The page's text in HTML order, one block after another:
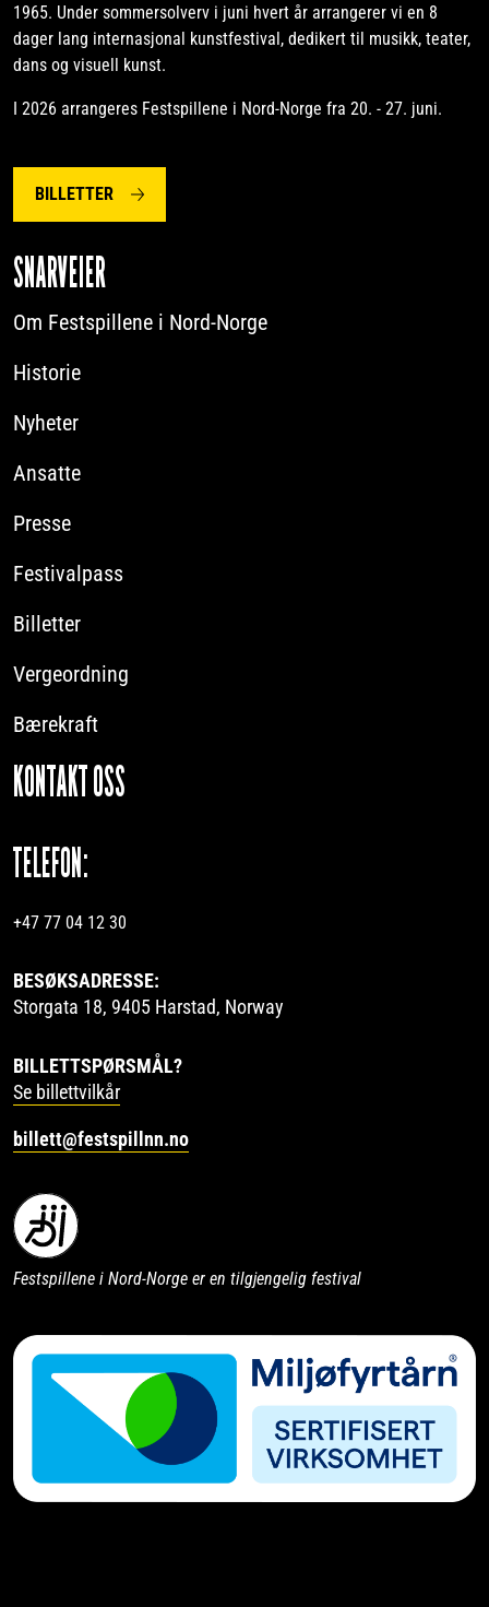
1965. Under sommersolverv i juni hvert år arrangerer vi en 8
dager lang internasjonal kunstfestival, dedikert til musikk, teater,
dans og visuell kunst.
I 2026 arrangeres Festspillene i Nord-Norge fra 20. - 27. juni.
BILLETTER
SNARVEIER
Om Festspillene i Nord-Norge
Historie
Nyheter
Ansatte
Presse
Festivalpass
Billetter
Vergeordning
Bærekraft
KONTAKT OSS
TELEFON:
+47 77 04 12 30
BESØKSADRESSE:
Storgata 18, 9405 Harstad, Norway
BILLETTSPØRSMÅL?
Se billettvilkår
billett@festspillnn.no
Festspillene i Nord-Norge er en tilgjengelig festival